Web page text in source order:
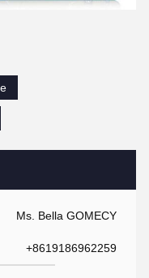
Ms. Bella GOMECY
+8619186962259